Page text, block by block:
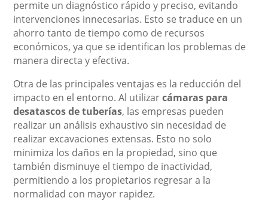
permite un diagnóstico rápido y preciso, evitando
intervenciones innecesarias. Esto se traduce en un
ahorro tanto de tiempo como de recursos
económicos, ya que se identifican los problemas de
manera directa y efectiva.
Otra de las principales ventajas es la reducción del
impacto en el entorno. Al utilizarcámaras para
desatascos de tuberías, las empresas pueden
realizar un análisis exhaustivo sin necesidad de
realizar excavaciones extensas. Esto no solo
minimiza los daños en la propiedad, sino que
también disminuye el tiempo de inactividad,
permitiendo a los propietarios regresar a la
normalidad con mayor rapidez.